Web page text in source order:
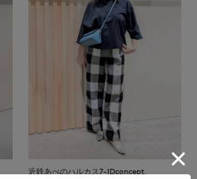
近鉄あべのハルカス7-IDconcept.